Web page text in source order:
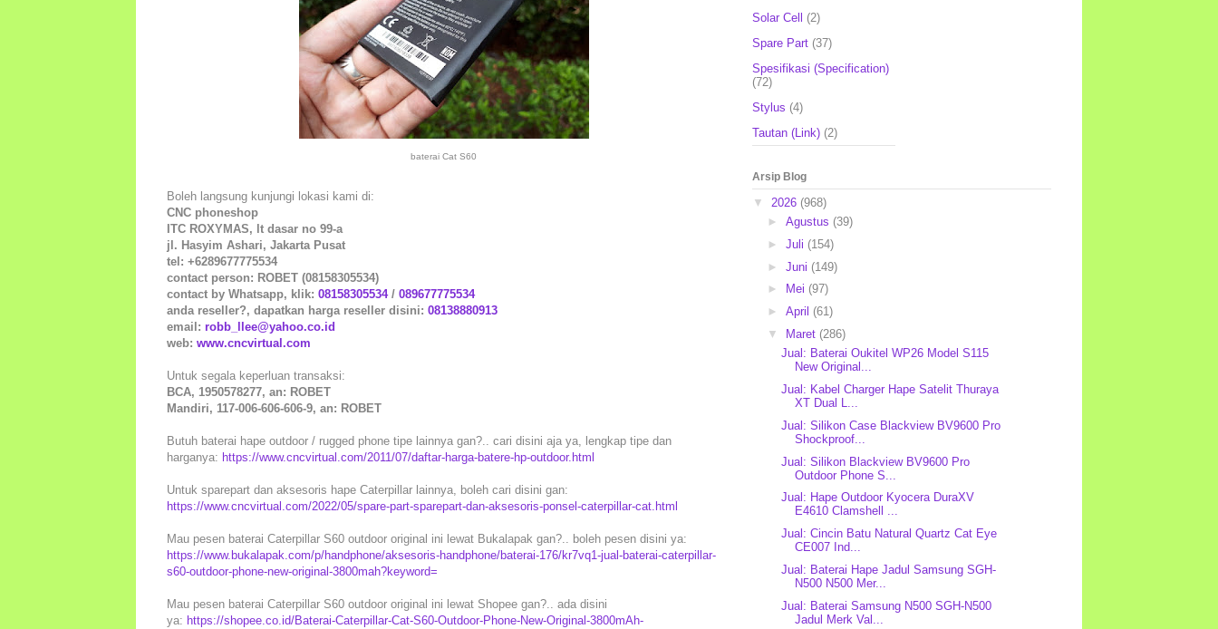
baterai Cat S60
Boleh langsung kunjungi lokasi kami di:
CNC phoneshop
ITC ROXYMAS, lt dasar no 99-a
jl. Hasyim Ashari, Jakarta Pusat
tel: +6289677775534
contact person: ROBET (08158305534)
contact by Whatsapp, klik: 08158305534/ 089677775534
anda reseller?, dapatkan harga reseller disini: 08138880913
email: robb_llee@yahoo.co.id
web: www.cncvirtual.com
Untuk segala keperluan transaksi:
BCA, 1950578277, an: ROBET
Mandiri, 117-006-606-606-9, an: ROBET
Butuh baterai hape outdoor / rugged phone tipe lainnya gan?.. cari disini aja ya, lengkap tipe dan
harganya: https://www.cncvirtual.com/2011/07/daftar-harga-batere-hp-outdoor.html
Untuk sparepart dan aksesoris hape Caterpillar lainnya, boleh cari disini gan:
https://www.cncvirtual.com/2022/05/spare-part-sparepart-dan-aksesoris-ponsel-caterpillar-cat.html
Mau pesen baterai Caterpillar S60 outdoor original ini lewat Bukalapak gan?.. boleh pesen disini ya:
https://www.bukalapak.com/p/handphone/aksesoris-handphone/baterai-176/kr7vq1-jual-baterai-caterpillar-
s60-outdoor-phone-new-original-3800mah?keyword=
Mau pesen baterai Caterpillar S60 outdoor original ini lewat Shopee gan?.. ada disini
ya: https://shopee.co.id/Baterai-Caterpillar-Cat-S60-Outdoor-Phone-New-Original-3800mAh-
Solar Cell (2)
Spare Part (37)
Spesifikasi (Specification)
(72)
Stylus (4)
Tautan (Link) (2)
Arsip Blog
▼ 2026 (968)
► Agustus (39)
► Juli (154)
► Juni (149)
►
Mei (97)
► April (61)
▼
Maret (286)
Jual: Baterai Oukitel WP26 Model S115
New Original...
Jual: Kabel Charger Hape Satelit Thuraya
XT Dual L...
Jual: Silikon Case Blackview BV9600 Pro
Shockproof...
Jual: Silikon Blackview BV9600 Pro
Outdoor Phone S...
Jual: Hape Outdoor Kyocera DuraXV
E4610 Clamshell ...
Jual: Cincin Batu Natural Quartz Cat Eye
CE007 Ind...
Jual: Baterai Hape Jadul Samsung SGH-
N500 N500 Mer...
Jual: Baterai Samsung N500 SGH-N500
Jadul Merk Val...